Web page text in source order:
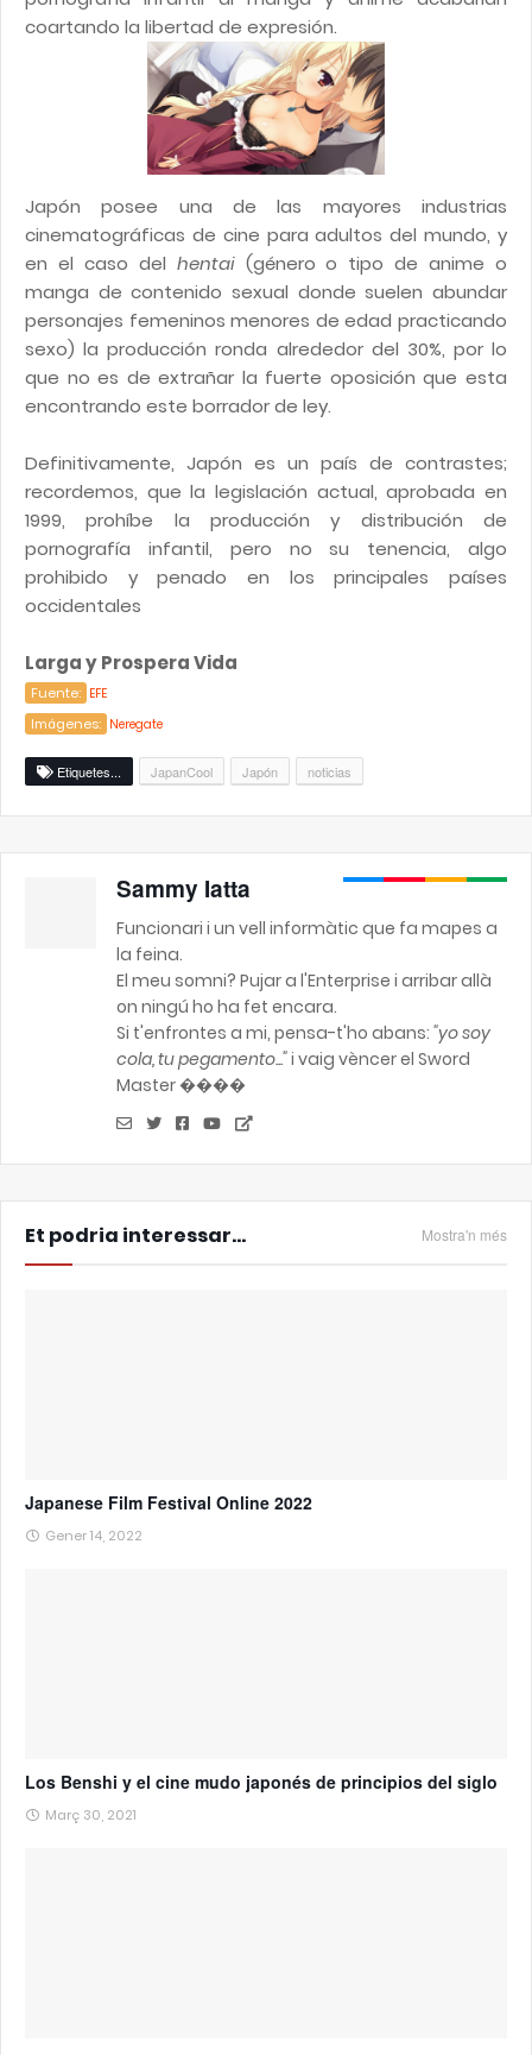
coartando la libertad de expresión.
Japón posee una de las mayores industrias
cinematográficas de cine para adultos del mundo, y
en el caso del hentai(género o tipo de anime o
manga de contenido sexual donde suelen abundar
personajes femeninos menores de edad practicando
sexo) la producción ronda alrededor del 30%, por lo
que no es de extrañar la fuerte oposición que esta
encontrando este borrador de ley.
Definitivamente, Japón es un país de contrastes;
recordemos, que la legislación actual, aprobada en
1999, prohíbe la producción y distribución de
pornografía infantil, pero no su tenencia, algo
prohibido y penado en los principales países
occidentales
Larga y Prospera Vida
Fuente: EFE
Imágenes: Neregate
Etiquetes... JapanCool Japón noticias
Sammy Iatta
Funcionari i un vell informàtic que fa mapes a
la feina.
El meu somni? Pujar a l'Enterprise i arribar allà
on ningú ho ha fet encara.
Si t'enfrontes a mi, pensa-t'ho abans: "yo soy
cola, tu pegamento..."i vaig vèncer el Sword
Master ����
Et podria interessar... Mostra'n més
Japanese Film Festival Online 2022
Gener 14, 2022
Los Benshi y el cine mudo japonés de principios del siglo
Març 30, 2021